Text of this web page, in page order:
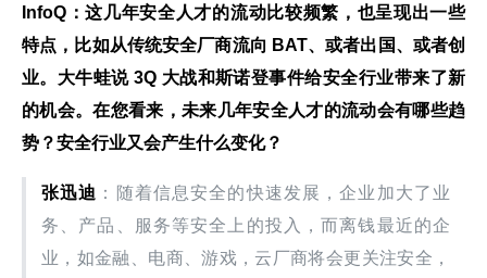
InfoQ：这几年安全人才的流动比较频繁，也呈现出一些
特点，比如从传统安全厂商流向 BAT、或者出国、或者创
业。大牛蛙说 3Q 大战和斯诺登事件给安全行业带来了新
的机会。在您看来，未来几年安全人才的流动会有哪些趋
势？安全行业又会产生什么变化？
张迅迪 ：随着信息安全的快速发展，企业加大了业
务、产品、服务等安全上的投入，而离钱最近的企
业，如金融、电商、游戏，云厂商将会更关注安全，